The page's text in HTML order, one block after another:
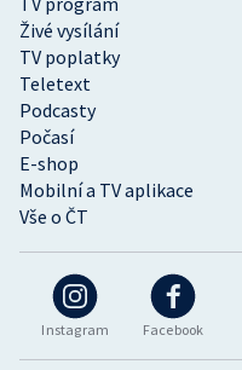
Instagram Facebook
Živé vysílání
TV poplatky
Teletext
Podcasty
Počasí
E-shop
Mobilní a TV aplikace
Vše o ČT